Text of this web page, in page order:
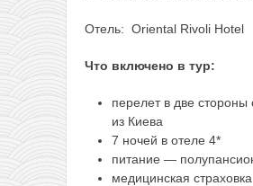
Отель: Oriental Rivoli Hotel
Что включено в тур:
перелет в две стороны
из Киева
7 ночей в отеле 4*
питание —
медицинская страховка